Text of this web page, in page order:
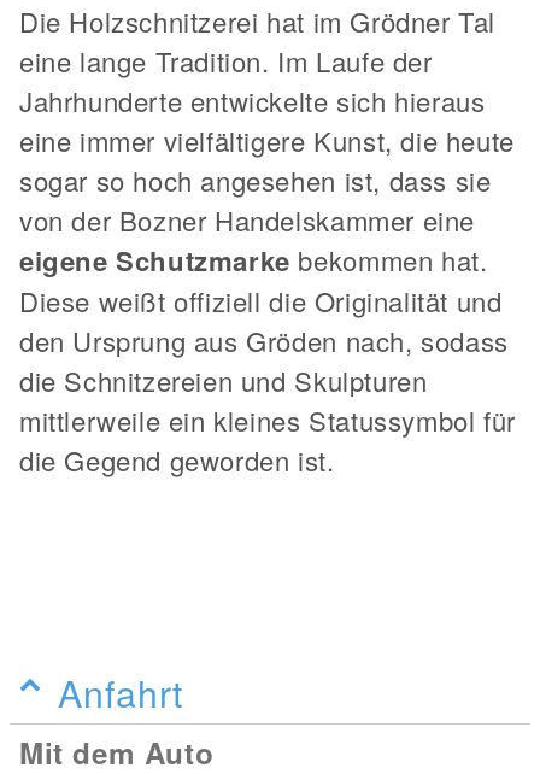
Die Holzschnitzerei hat im Grödner Tal
eine lange Tradition. Im Laufe der
Jahrhunderte entwickelte sich hieraus
eine immer vielfältigere Kunst, die heute
sogar so hoch angesehen ist, dass sie
von der Bozner Handelskammer eine
eigene Schutzmarke bekommen hat.
Diese weißt offiziell die Originalität und
den Ursprung aus Gröden nach, sodass
die Schnitzereien und Skulpturen
mittlerweile ein kleines Statussymbol für
die Gegend geworden ist.
Anfahrt
Mit dem Auto